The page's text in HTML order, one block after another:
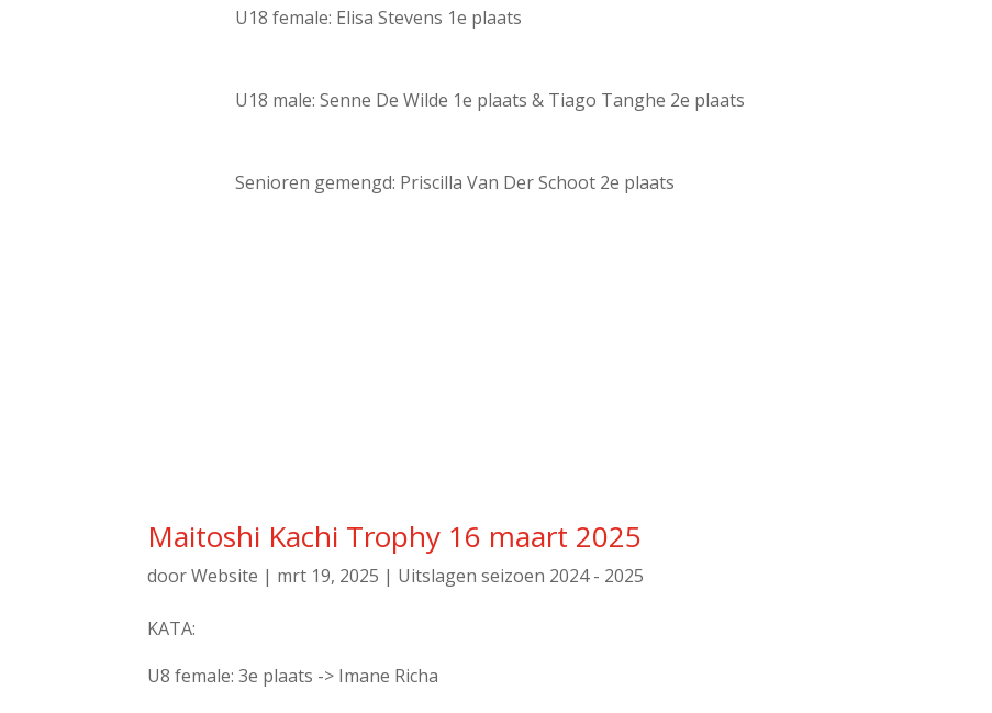
U18 female: Elisa Stevens 1e plaats
U18 male: Senne De Wilde 1e plaats & Tiago Tanghe 2e plaats
Senioren gemengd: Priscilla Van Der Schoot 2e plaats
Maitoshi Kachi Trophy 16 maart 2025
doorWebsite | mrt 19, 2025 | Uitslagen seizoen 2024 - 2025
KATA:
U8 female: 3e plaats -> Imane Richa